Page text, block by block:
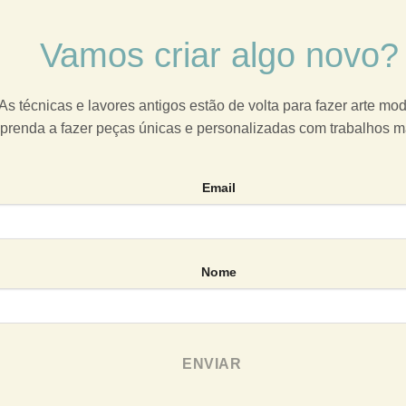
Vamos criar algo novo?
técnicas e lavores antigos estão de volta para fazer arte
a fazer peças únicas e personalizadas com trabalhos
Email
Nome
ENVIAR